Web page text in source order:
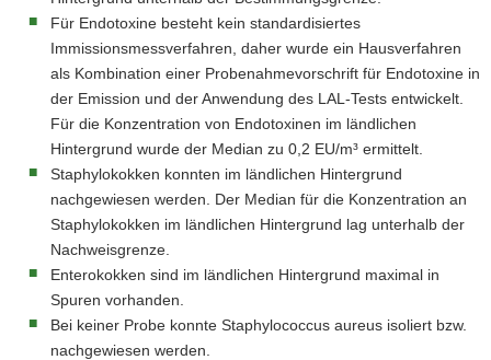
Für Endotoxine besteht kein standardisiertes
Immissionsmessverfahren, daher wurde ein Hausverfahren
als Kombination einer Probenahmevorschrift für Endotoxine in
der Emission und der Anwendung des LAL-Tests entwickelt.
Für die Konzentration von Endotoxinen im ländlichen
Hintergrund wurde der Median zu 0,2 EU/m³ ermittelt.
Staphylokokken konnten im ländlichen Hintergrund
nachgewiesen werden. Der Median für die Konzentration an
Staphylokokken im ländlichen Hintergrund lag unterhalb der
Nachweisgrenze.
Enterokokken sind im ländlichen Hintergrund maximal in
Spuren vorhanden.
Bei keiner Probe konnte Staphylococcus aureus isoliert bzw.
nachgewiesen werden.